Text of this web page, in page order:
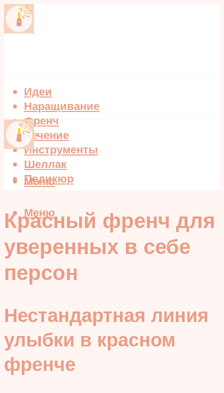
Идеи
Наращивание
Френч
Лечение
Инструменты
Шеллак
Педикюр
Меню
Меню
Красный френч для
уверенных в себе
персон
Нестандартная линия
улыбки в красном
френче